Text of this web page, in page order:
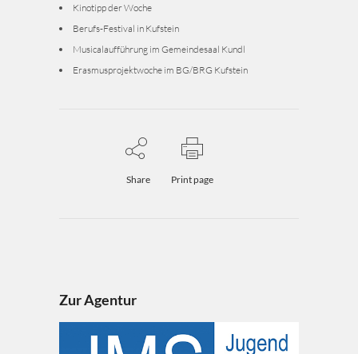
Kinotipp der Woche
Berufs-Festival in Kufstein
Musicalaufführung im Gemeindesaal Kundl
Erasmusprojektwoche im BG/BRG Kufstein
Share Print page
Zur Agentur